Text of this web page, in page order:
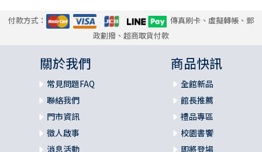
付款方式：
傳真刷卡、虛擬轉帳、郵
政劃撥、超商取貨付款
關於我們
常見問題FAQ
聯絡我們
門市資訊
徵人啟事
消息活動
商品快訊
全館新品
館長推薦
禮品專區
校園書饗
即將登場